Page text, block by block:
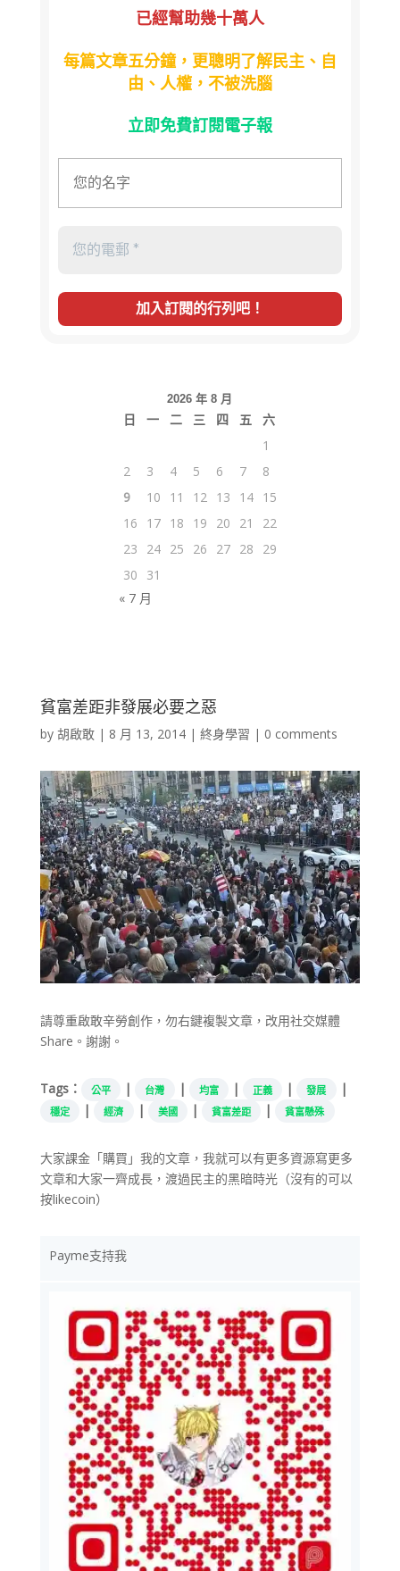
已經幫助幾十萬人
每篇文章五分鐘，更聰明了解民主、自
由、人權，不被洗腦
立即免費訂閱電子報
2026 年 8 月
日 一 二 三 四 五
六
1
2
3 4 5 6 7
8
9
10 11 12 13 14 15
16
17 18 19 20 21
22
23
24 25 26 27 28
29
30
31
« 7 月
貧富差距非發展必要之惡
by 胡啟敢| 8 月 13, 2014| 終身學習 | 0 comments
請尊重啟敢辛勞創作，勿右鍵複製文章，改用社交媒體
Share。謝謝。
Tags： 公平 | 台灣 | 均富 | 正義 | 發展 |
穩定 | 經濟 | 美國 | 貧富差距 | 貧富懸殊
大家課金「購買」我的文章，我就可以有更多資源寫更多
文章和大家一齊成長，渡過民主的黑暗時光（沒有的可以
按likecoin）
Payme支持我